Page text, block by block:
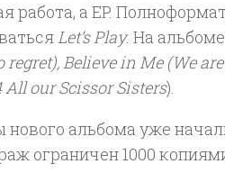
работа, а EP.
Let‘s Play. На
Believe in Me (We
All our Scissor Sisters).
нового альбома уже
ограничен 1000